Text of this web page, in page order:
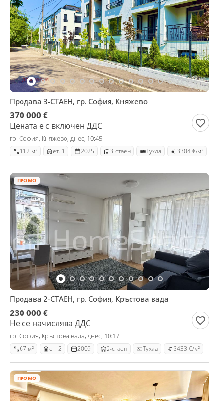
Продава 3-СТАЕН, гр. София, Княжево
370 000 €
Цената е с включен ДДС
гр. София, Княжево, днес, 10:45
112 м² ет. 1 2025 3-стаен Тухла 3304 €/м²
ПРОМО
Продава 2-СТАЕН, гр. София, Кръстова вада
230 000 €
Не се начислява ДДС
гр. София, Кръстова вада, днес, 10:17
67 м² ет. 2 2009 2-стаен Тухла 3433 €/м²
ПРОМО